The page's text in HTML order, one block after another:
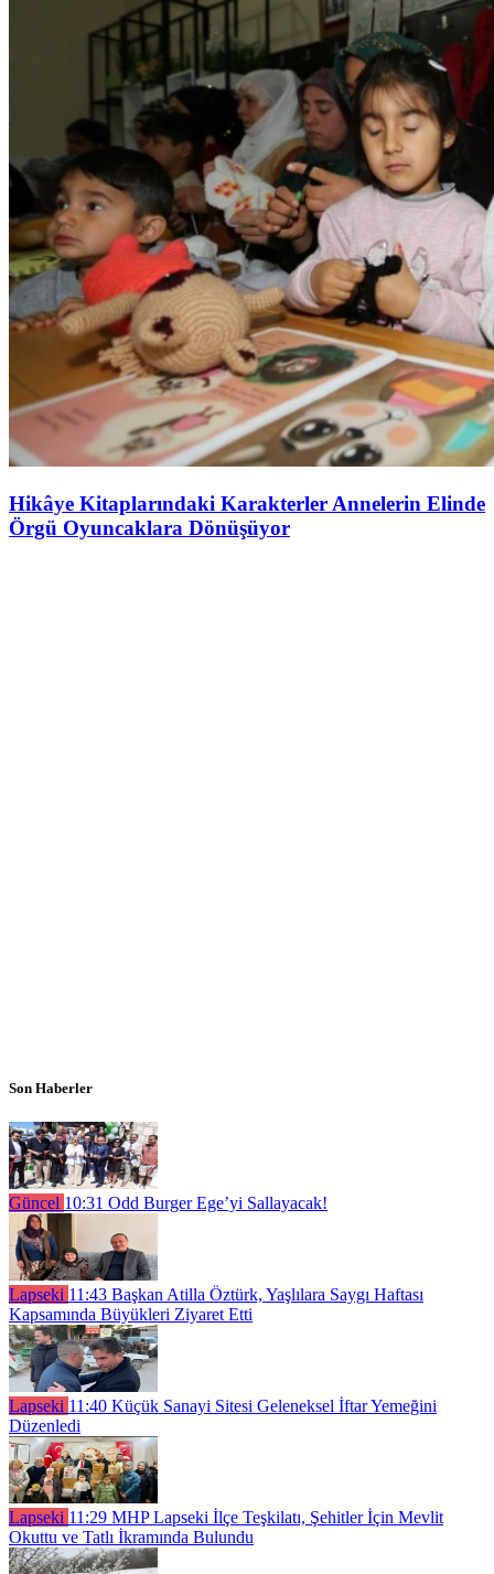
Hikâye Kitaplarındaki Karakterler Annelerin Elinde
Örgü Oyuncaklara Dönüşüyor
Son Haberler
Güncel 10:31 Odd Burger Ege’yi Sallayacak!
Lapseki 11:43 Başkan Atilla Öztürk, Yaşlılara Saygı Haftası
Kapsamında Büyükleri Ziyaret Etti
Lapseki 11:40 Küçük Sanayi Sitesi Geleneksel İftar Yemeğini
Düzenledi
Lapseki 11:29 MHP Lapseki İlçe Teşkilatı, Şehitler İçin Mevlit
Okuttu ve Tatlı İkramında Bulundu